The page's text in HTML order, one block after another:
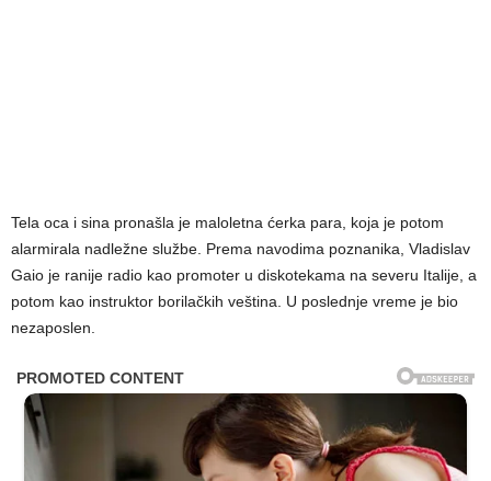
Tela oca i sina pronašla je maloletna ćerka para, koja je potom
alarmirala nadležne službe. Prema navodima poznanika, Vladislav
Gaio je ranije radio kao promoter u diskotekama na severu Italije, a
potom kao instruktor borilačkih veština. U poslednje vreme je bio
nezaposlen.